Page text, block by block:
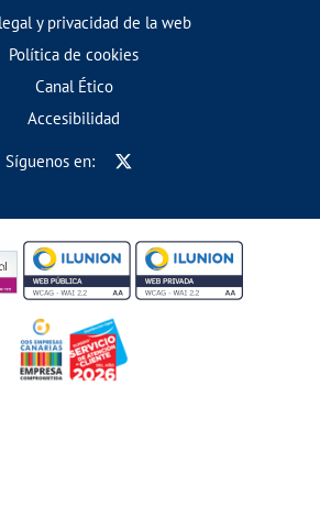
y privacidad de la web
Política de cookies
Canal Ético
Accesibilidad
Síguenos en: